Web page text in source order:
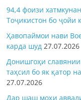
94,4 фоизи
Тоҷикистон бо ҷойи
Ҳавопаймои нави
карда шуд 27.07.2026
Донишгоҳи
таҳсил бо як қатор
27.07.2026
Дар шаш моҳи